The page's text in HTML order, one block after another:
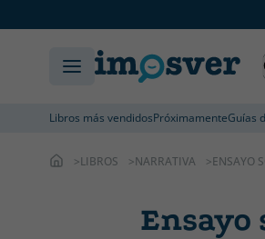
Libros más vendidosPróximamenteGuías
LIBROS NARRATIVA ENSAYO